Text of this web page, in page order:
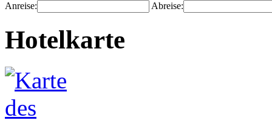
Anreise: Abreise:
Hotelkarte